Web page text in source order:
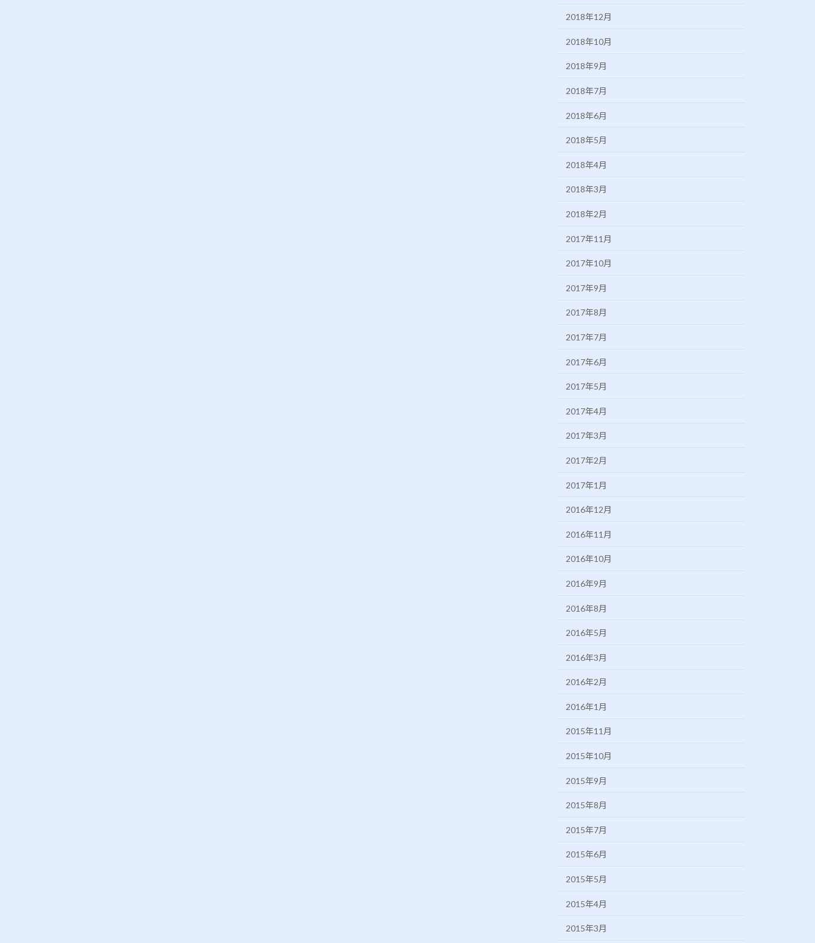
2018年12月
2018年10月
2018年9月
2018年7月
2018年6月
2018年5月
2018年4月
2018年3月
2018年2月
2017年11月
2017年10月
2017年9月
2017年8月
2017年7月
2017年6月
2017年5月
2017年4月
2017年3月
2017年2月
2017年1月
2016年12月
2016年11月
2016年10月
2016年9月
2016年8月
2016年5月
2016年3月
2016年2月
2016年1月
2015年11月
2015年10月
2015年9月
2015年8月
2015年7月
2015年6月
2015年5月
2015年4月
2015年3月